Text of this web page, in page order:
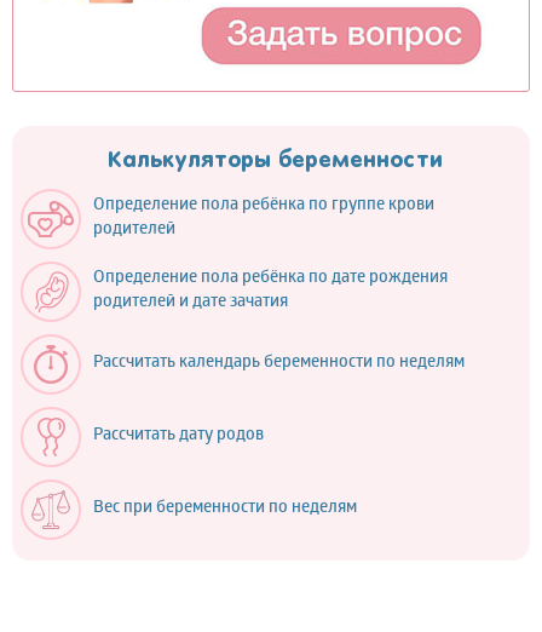
Калькуляторы беременности
Определение пола ребёнка по группе крови
родителей
Определение пола ребёнка по дате рождения
родителей и дате зачатия
Рассчитать календарь беременности по неделям
Рассчитать дату родов
Вес при беременности по неделям